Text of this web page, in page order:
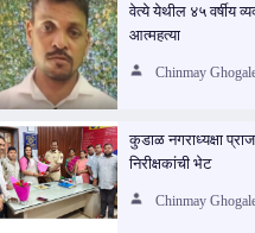
वेत्ये येथील ४५ वर्षीय
आत्महत्या
Chinmay
कुडाळ नगराध्यक्षा
निरीक्षकांची भेट
Chinmay